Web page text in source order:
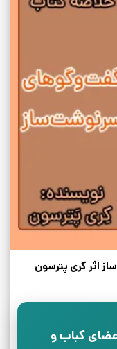
اثر کری پترسون
کباب و